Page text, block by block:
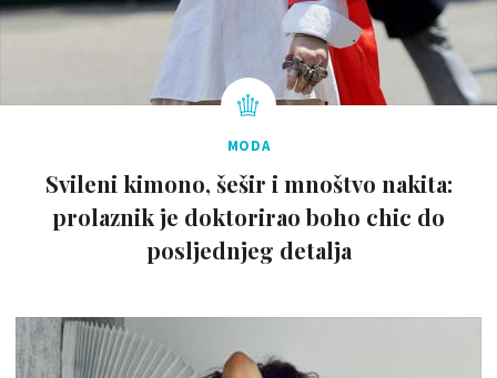
MODA
Svileni kimono, šešir i mnoštvo nakita:
prolaznik je doktorirao boho chic do
posljednjeg detalja